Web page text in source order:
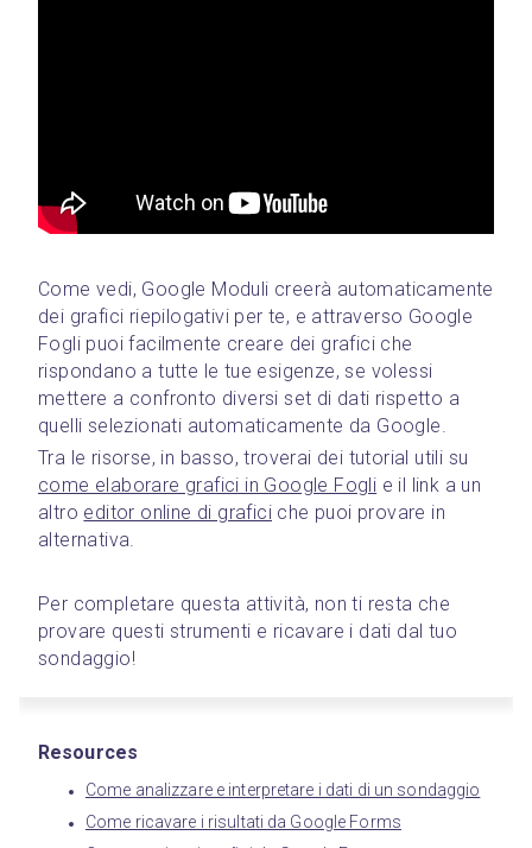
Come vedi, Google Moduli creerà automaticamente
dei grafici riepilogativi per te, e attraverso Google
Fogli puoi facilmente creare dei grafici che
rispondano a tutte le tue esigenze, se volessi
mettere a confronto diversi set di dati rispetto a
quelli selezionati automaticamente da Google.
come elaborare grafici in Google Fogli e il link a un
altro editor online di grafici che puoi provare in
alternativa.
Per completare questa attività, non ti resta che
provare questi strumenti e ricavare i dati dal tuo
sondaggio!
Resources
Come analizzare e interpretare i dati di un sondaggio
Come ricavare i risultati da Google Forms